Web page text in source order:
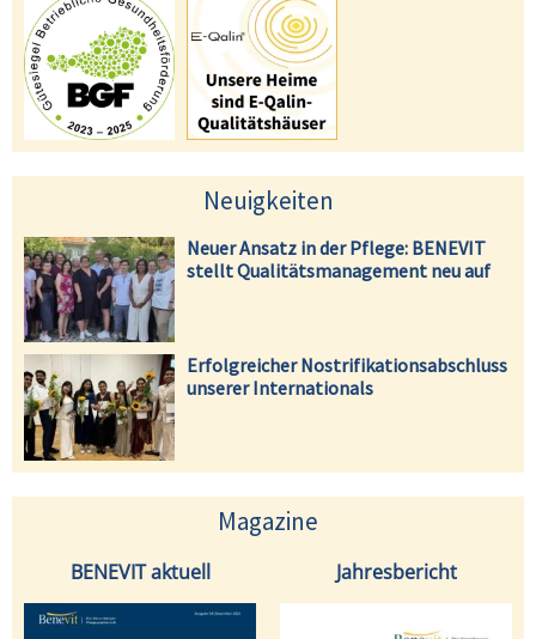
Neuigkeiten
Neuer Ansatz in der Pflege: BENEVIT
stellt Qualitätsmanagement neu auf
Erfolgreicher Nostrifikationsabschluss
unserer Internationals
Magazine
BENEVIT aktuell Jahresbericht